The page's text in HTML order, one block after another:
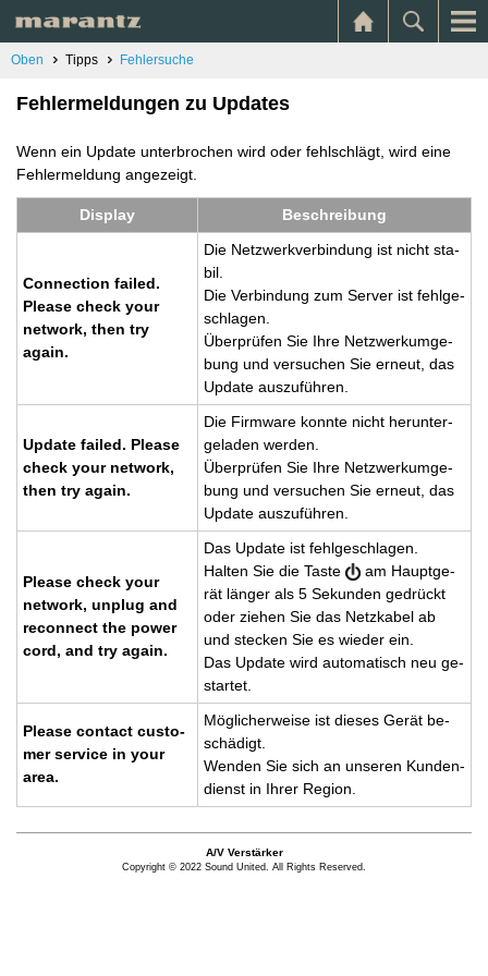
Oben Tipps Fehlersuche
Fehlermeldungen zu Updates
Wenn ein Update unterbrochen wird oder fehlschlägt, wird eine
Fehlermeldung angezeigt.
Dis­play Be­schrei­bung
Con­nec­tion fai­led.
Plea­se check your
net­work, then try
again.
Die Netz­werk­ver­bin­dung ist nicht sta­
bil.
Die Ver­bin­dung zum Ser­ver ist fehl­ge­
schla­gen.
Über­prü­fen Sie Ihre Netz­werk­um­ge­
bung und ver­su­chen Sie er­neut, das
Up­date aus­zu­füh­ren.
Up­date fai­led. Plea­se
check your net­work,
then try again.
Die Firm­ware konn­te nicht her­un­ter­
ge­la­den wer­den.
Über­prü­fen Sie Ihre Netz­werk­um­ge­
bung und ver­su­chen Sie er­neut, das
Up­date aus­zu­füh­ren.
Plea­se check your
net­work, un­plug and
re­con­nect the power
cord, and try again.
Das Up­date ist fehl­ge­schla­gen.
Hal­ten Sie die Taste
am Haupt­ge­
rät län­ger als 5 Se­kun­den ge­drückt
oder zie­hen Sie das Netz­ka­bel ab
und ste­cken Sie es wie­der ein.
Das Up­date wird au­to­ma­tisch neu ge­
star­tet.
Plea­se con­ta­ct custo­
mer ser­vice in your
area.
Mög­li­cher­wei­se ist die­ses Gerät be­
schä­digt.
Wen­den Sie sich an un­se­ren Kun­den­
dienst in Ihrer Re­gi­on.
A/V Verstärker
Copyright © 2022 Sound United. All Rights Reserved.